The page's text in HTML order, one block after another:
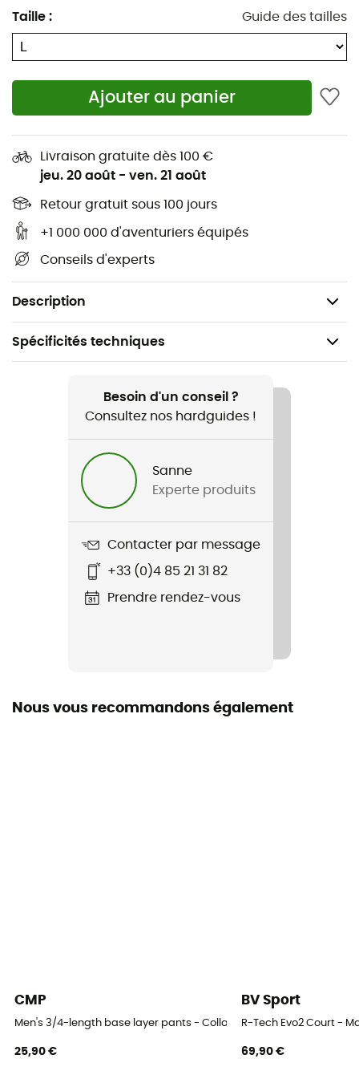
Taille : Guide des tailles
Ajouter au panier
Livraison gratuite dès 100 €
jeu. 20 août - ven. 21 août
Retour gratuit sous 100 jours
+1 000 000 d'aventuriers équipés
Conseils d'experts
Description
thermique et une aisance inégalées.
Ceinture double épaisseur ajustée avec cordon de
serrage
Genoux articulés pour une plus grande liberté de
mouvement
Utilisation exclusive de coutures plates pour plus
de confort
Manchette de jambe double épaisseur
Poids : 160g (taille 10)
Spécificités techniques
Randonnée / Ski de randonnée / Trekking / Alpinisme
/ Ski / Snowboard / Ski de fond / Ski alpinisme / Sports
Nom du produit
Stretch
Laine Mérinos
Non
Besoin d'un conseil ?
Consultez nos hardguides !
Sanne
Experte produits
Contacter par message
+33 (0)4 85 21 31 82
Prendre rendez-vous
Nous vous recommandons également
CMP
Men's 3/4-length base layer pants - Collant thermique homme
25,90 €
BV Sport
R-Tech Evo2 Court -
69,90 €